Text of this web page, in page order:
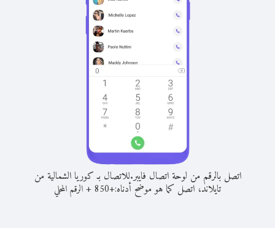
اتصل بالرقم من لوحة اتصال فايبر.للاتصال بـ كوريا الشمالية من
تايلاند، اتصل كما هو موضح أدناه:+
850
+الرقم المحلي